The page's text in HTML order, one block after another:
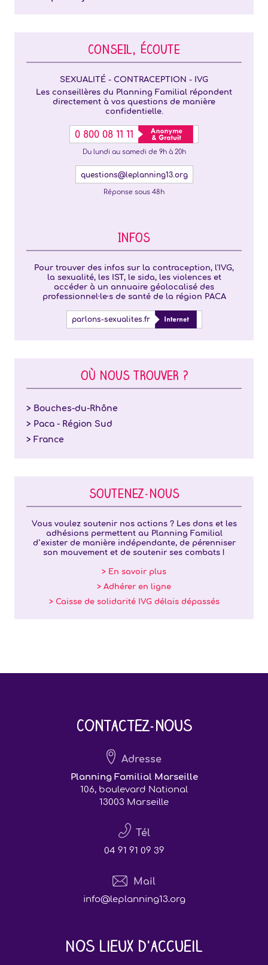
CONSEIL, ÉCOUTE
SEXUALITÉ - CONTRACEPTION - IVG
Les conseillères du Planning Familial répondent
directement à vos questions de manière
confidentielle.
0 800 08 11 11
Du lundi au samedi de 9h à 20h
questions@leplanning13.org
Réponse sous 48h
INFOS
Pour trouver des infos sur la contraception, l'IVG,
la sexualité, les IST, le sida, les violences et
accéder à un annuaire géolocalisé des
professionnel·le·s de santé de la région PACA
parlons-sexualites.fr
OÙ NOUS TROUVER ?
> Bouches-du-Rhône
> Paca - Région Sud
> France
SOUTENEZ-NOUS
Vous voulez soutenir nos actions ? Les dons et les
adhésions permettent au Planning Familial
d’exister de manière indépendante, de pérenniser
son mouvement et de soutenir ses combats !
> En savoir plus
> Adhérer en ligne
> Caisse de solidarité IVG délais dépassés
Contactez-nous
Adresse
Planning Familial Marseille
106, boulevard National
13003 Marseille
Tél
04 91 91 09 39
Mail
info@leplanning13.org
Nos lieux d'accueil